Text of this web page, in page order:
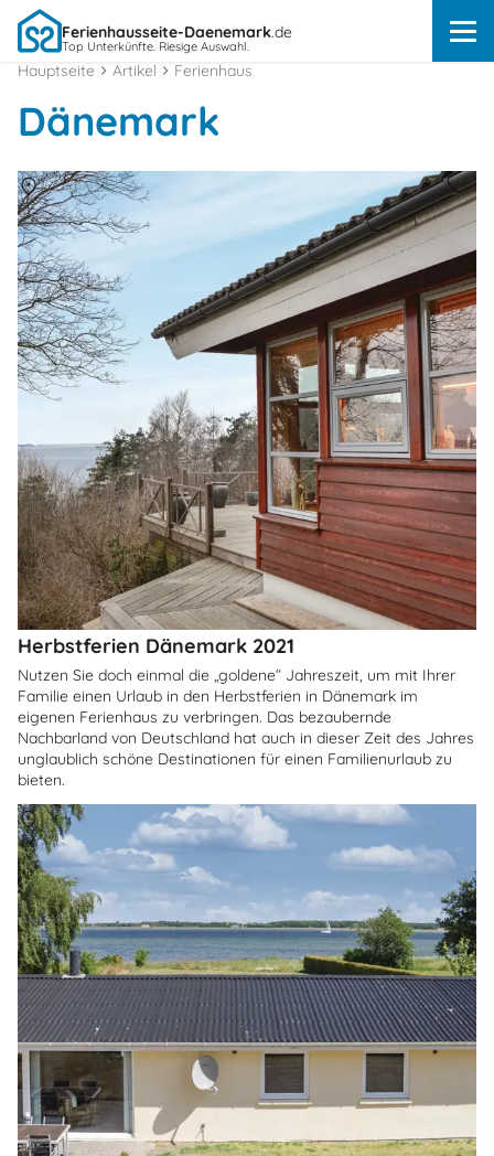
Ferienhausseite-Daenemark.de
Top Unterkünfte. Riesige Auswahl.
Hauptseite Artikel Ferienhaus
Dänemark
Herbstferien Dänemark 2021
Nutzen Sie doch einmal die „goldene“ Jahreszeit, um mit Ihrer
Familie einen Urlaub in den Herbstferien in Dänemark im
eigenen Ferienhaus zu verbringen. Das bezaubernde
Nachbarland von Deutschland hat auch in dieser Zeit des Jahres
unglaublich schöne Destinationen für einen Familienurlaub zu
bieten.
ÜberDänemark
ÜberHimmerland